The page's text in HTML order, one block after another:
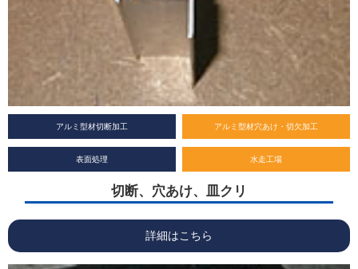
アルミ型材切断加工 アルミ型材穴あけ・切欠加工
表面処理 水走工場
切断、穴あけ、皿クリ
詳細はこちら